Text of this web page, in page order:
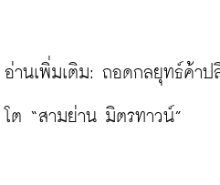
อ่านเพิ่มเติม: ถอดกลยุทธ์ค้าป
โต “สามย่าน มิตรทาวน์”